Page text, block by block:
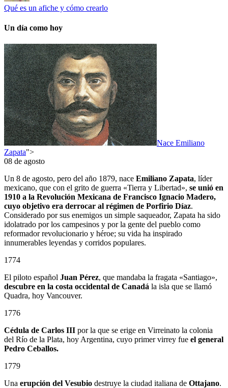
Qué es un afiche y cómo crearlo
Un día como hoy
Nace Emiliano
Zapata">
08 de agosto
Un 8 de agosto, pero del año 1879, nace Emiliano Zapata, líder
mexicano, que con el grito de guerra «Tierra y Libertad», se unió en
1910 a la Revolución Mexicana de Francisco Ignacio Madero,
cuyo objetivo era derrocar al régimen de Porfirio Díaz.
Considerado por sus enemigos un simple saqueador, Zapata ha sido
idolatrado por los campesinos y por la gente del pueblo como
reformador revolucionario y héroe; su vida ha inspirado
innumerables leyendas y corridos populares.
1774
El piloto español Juan Pérez, que mandaba la fragata «Santiago»,
descubre en la costa occidental de Canadá la isla que se llamó
Quadra, hoy Vancouver.
1776
Cédula de Carlos III por la que se erige en Virreinato la colonia
del Río de la Plata, hoy Argentina, cuyo primer virrey fue el general
Pedro Ceballos.
1779
Una erupción del Vesubio destruye la ciudad italiana de Ottajano.